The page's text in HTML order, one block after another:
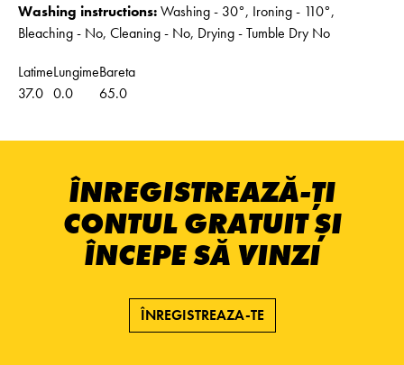
Washing instructions:Washing - 30°, Ironing - 110°,
Bleaching - No, Cleaning - No, Drying - Tumble Dry No
LatimeLungimeBareta
37.0 0.0 65.0
ÎNREGISTREAZĂ-ȚI
CONTUL GRATUIT ȘI
ÎNCEPE SĂ VINZI
ÎNREGISTREAZA-TE